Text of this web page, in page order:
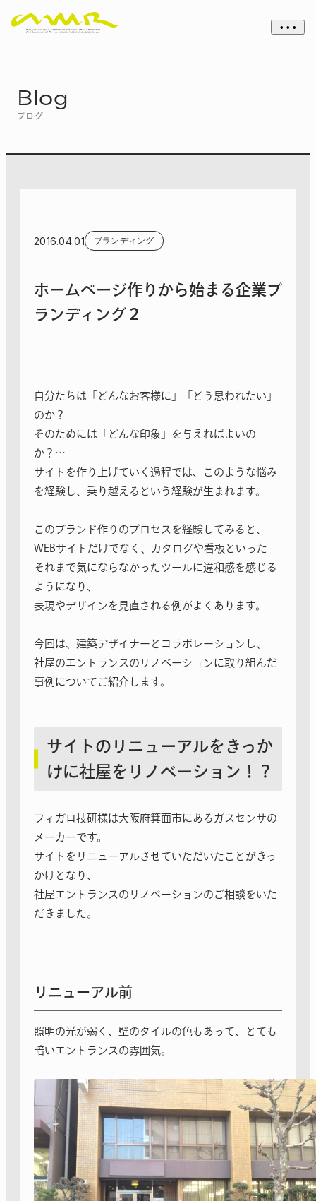
• • •
Blog
ブログ
2016.04.01 ブランディング
ホームページ作りから始まる企業ブ
ランディング２
自分たちは「どんなお客様に」「どう思われたい」
のか？
そのためには「どんな印象」を与えればよいの
か？…
サイトを作り上げていく過程では、このような悩み
を経験し、乗り越えるという経験が生まれます。
このブランド作りのプロセスを経験してみると、
WEBサイトだけでなく、カタログや看板といった
それまで気にならなかったツールに違和感を感じる
ようになり、
表現やデザインを見直される例がよくあります。
今回は、建築デザイナーとコラボレーションし、
社屋のエントランスのリノベーションに取り組んだ
事例についてご紹介します。
サイトのリニューアルをきっか
けに社屋をリノベーション！？
フィガロ技研様は大阪府箕面市にあるガスセンサの
メーカーです。
サイトをリニューアルさせていただいたことがきっ
かけとなり、
社屋エントランスのリノベーションのご相談をいた
だきました。
リニューアル前
照明の光が弱く、壁のタイルの色もあって、とても
暗いエントランスの雰囲気。